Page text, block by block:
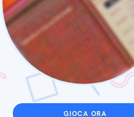
GIOCA ORA